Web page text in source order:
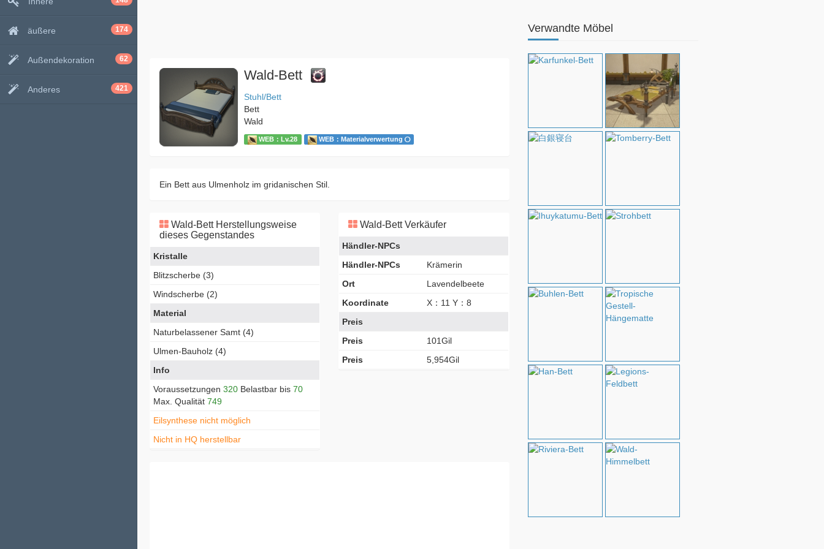
Wald-Bett
Stuhl/Bett
Bett
Wald
WEB：Lv.28 WEB：Materialverwertung
Ein Bett aus Ulmenholz im gridanischen Stil.
Wald-Bett Herstellungsweise
dieses Gegenstandes
Kristalle
Blitzscherbe (3)
Windscherbe (2)
Material
Naturbelassener Samt (4)
Ulmen-Bauholz (4)
Info
Voraussetzungen 320 Belastbar bis 70
Max. Qualität 749
Eilsynthese nicht möglich
Nicht in HQ herstellbar
Wald-Bett Verkäufer
Händler-NPCs
Händler-NPCs
Krämerin
Ort
Lavendelbeete
Koordinate
X：11 Y：8
Preis
Preis
101Gil
Preis
5,954Gil
Verwandte Möbel
äußere 174
Außendekoration 62
Anderes 421